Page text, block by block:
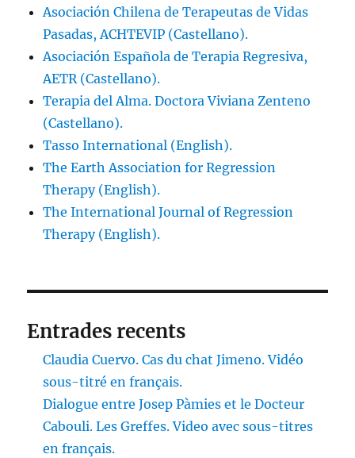
Asociación Chilena de Terapeutas de Vidas
Pasadas, ACHTEVIP (Castellano).
Asociación Española de Terapia Regresiva,
AETR (Castellano).
Terapia del Alma. Doctora Viviana Zenteno
(Castellano).
Tasso International (English).
The Earth Association for Regression
Therapy (English).
The International Journal of Regression
Therapy (English).
Entrades recents
Claudia Cuervo. Cas du chat Jimeno. Vidéo
sous-titré en français.
Dialogue entre Josep Pàmies et le Docteur
Cabouli. Les Greffes. Video avec sous-titres
en français.